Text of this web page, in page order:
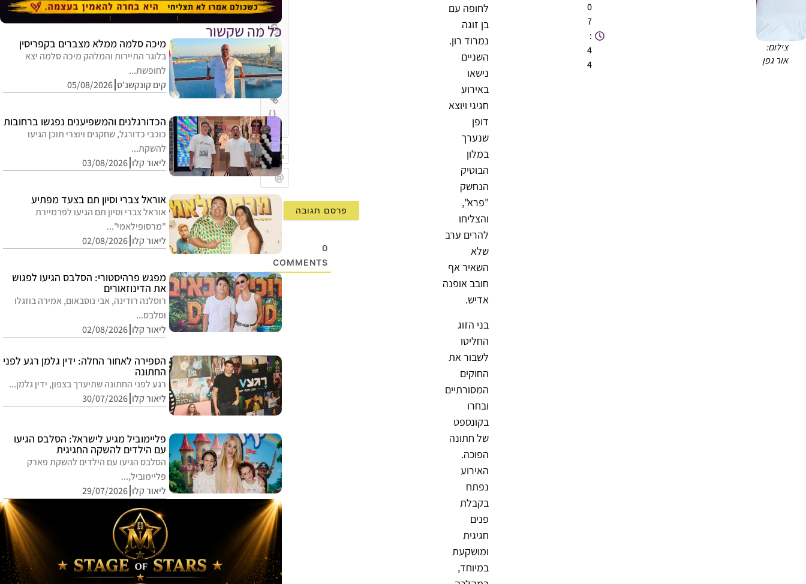
צילום:
אור גפן
0
7
:
4
4
לחופה עם
בן זוגה
נמרוד רון.
השניים
נישאו
באירוע
חגיגי ויוצא
דופן
שנערך
במלון
הבוטיק
הנחשק
"פרא",
והצליחו
להרים ערב
שלא
השאיר אף
חובב אופנה
אדיש.
בני הזוג
החליטו
לשבור את
החוקים
המסורתיים
ובחרו
בקונספט
של חתונה
הפוכה.
האירוע
נפתח
בקבלת
פנים
חגיגית
ומושקעת
במיוחד,
{}
[+]
שם
Email
0
COMMENTS
כל מה שקשור
מיכה סלמה ממלא מצברים בקפריסין
בלוגר התיירות והמלהק מיכה סלמה יצא
לחופשת...
קים קונקשנ'ס 05/08/2026
הכדורגלנים והמשפיענים נפגשו ברחובות
כוכבי כדורגל, שחקנים ויוצרי תוכן הגיעו
להשקת...
ליאור קלו 03/08/2026
אוראל צברי וסיון תם בצעד מפתיע
אוראל צברי וסיון תם הגיעו לפרמיירת
"מרסופילאמי"...
ליאור קלו 02/08/2026
מפגש פרהיסטורי: הסלבס הגיעו לפגוש
את הדינוזאורים
רוסלנה רודינה, אבי נוסבאום, אמירה בוזגלו
וסלבס...
ליאור קלו 02/08/2026
הספירה לאחור החלה: ידין גלמן רגע לפני
החתונה
רגע לפני החתונה שתיערך בצפון, ידין גלמן...
ליאור קלו 30/07/2026
פליימוביל מגיע לישראל: הסלבס הגיעו
עם הילדים להשקה החגיגית
הסלבס הגיעו עם הילדים להשקת פארק
פליימוביל,...
ליאור קלו 29/07/2026